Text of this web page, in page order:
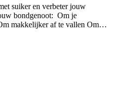
suiker en verbeter jouw
bondgenoot: Om je
makkelijker af te vallen Om…